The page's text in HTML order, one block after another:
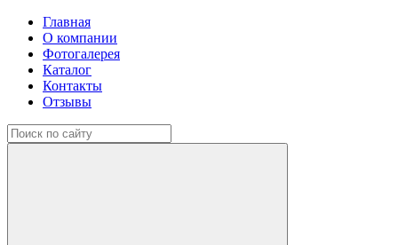
Главная
О компании
Фотогалерея
Каталог
Контакты
Отзывы